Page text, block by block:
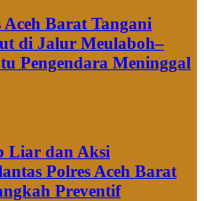
Aceh Barat Tangani
di Jalur Meulaboh–
Pengendara Meninggal
Liar dan Aksi
Polres Aceh Barat
Preventif